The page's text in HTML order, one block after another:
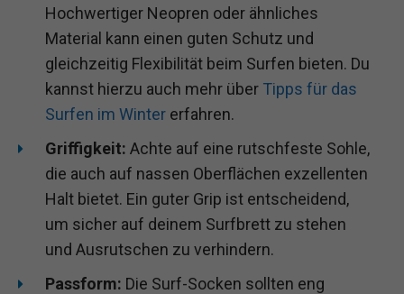
Hochwertiger Neopren oder ähnliches
Material kann einen guten Schutz und
gleichzeitig Flexibilität beim Surfen bieten. Du
kannst hierzu auch mehr über Tipps für das
Surfen im Winter erfahren.
Griffigkeit: Achte auf eine rutschfeste Sohle,
die auch auf nassen Oberflächen exzellenten
Halt bietet. Ein guter Grip ist entscheidend,
um sicher auf deinem Surfbrett zu stehen
und Ausrutschen zu verhindern.
Passform: Die Surf-Socken sollten eng